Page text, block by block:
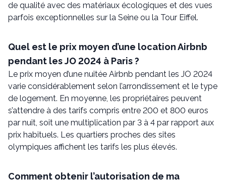
de qualité avec des matériaux écologiques et des vues
parfois exceptionnelles sur la Seine ou la Tour Eiffel.
Quel est le prix moyen d’une location Airbnb
pendant les JO 2024 à Paris ?
Le prix moyen d’une nuitée Airbnb pendant les JO 2024
varie considérablement selon l’arrondissement et le type
de logement. En moyenne, les propriétaires peuvent
s’attendre à des tarifs compris entre 200 et 800 euros
par nuit, soit une multiplication par 3 à 4 par rapport aux
prix habituels. Les quartiers proches des sites
olympiques affichent les tarifs les plus élevés.
Comment obtenir l’autorisation de ma